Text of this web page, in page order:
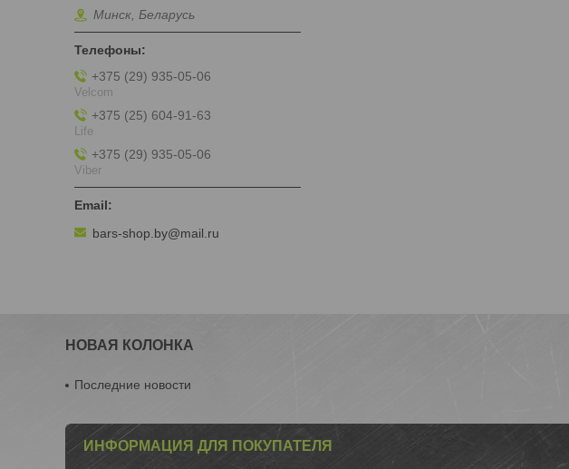
Минск, Беларусь
+375 (29) 935-05-06
Velcom
+375 (25) 604-91-63
Life
+375 (29) 935-05-06
Viber
bars-shop.by@mail.ru
НОВАЯ КОЛОНКА
Последние новости
ИНФОРМАЦИЯ ДЛЯ ПОКУПАТЕЛЯ